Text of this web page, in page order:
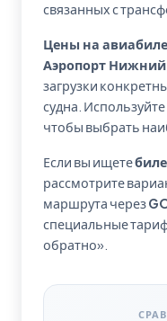
связанных с
Цены на
Аэропорт
загрузки
судна.
чтобы выбрать
Если вы ищете
рассмотрите
маршрута через
специальные
обратно».